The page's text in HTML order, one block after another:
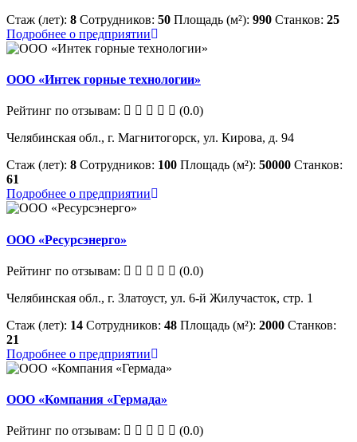
Стаж (лет): 8 Сотрудников: 50 Площадь (м²): 990 Станков: 25
Подробнее о предприятии
ООО «Интек горные технологии»
Рейтинг по отзывам:
(0.0)
Челябинская обл., г. Магнитогорск, ул. Кирова, д. 94
Стаж (лет): 8 Сотрудников: 100 Площадь (м²): 50000 Станков:
61
Подробнее о предприятии
ООО «Ресурсэнерго»
Рейтинг по отзывам:
(0.0)
Челябинская обл., г. Златоуст, ул. 6-й Жилучасток, стр. 1
Стаж (лет): 14 Сотрудников: 48 Площадь (м²): 2000 Станков:
21
Подробнее о предприятии
ООО «Компания «Гермада»
Рейтинг по отзывам:
(0.0)